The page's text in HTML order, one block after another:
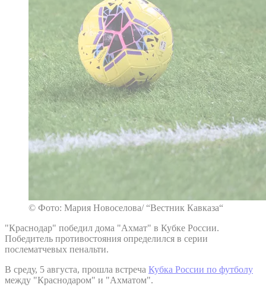
© Фото: Мария Новоселова/ “Вестник Кавказа“
"Краснодар" победил дома "Ахмат" в Кубке России.
Победитель противостояния определился в серии
послематчевых пенальти.
В среду, 5 августа, прошла встреча Кубка России по футболу
между "Краснодаром" и "Ахматом".